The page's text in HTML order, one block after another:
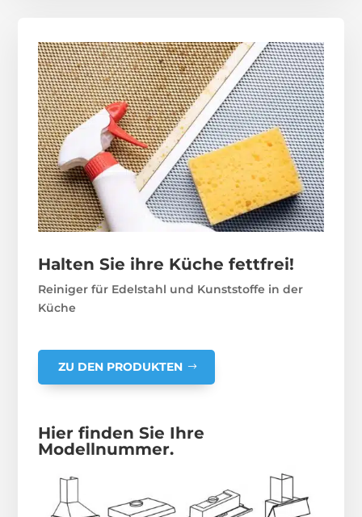
Halten Sie ihre Küche fettfrei!
Reiniger für Edelstahl und Kunststoffe in der
Küche
ZU DEN PRODUKTEN
Hier finden Sie Ihre
Modellnummer.